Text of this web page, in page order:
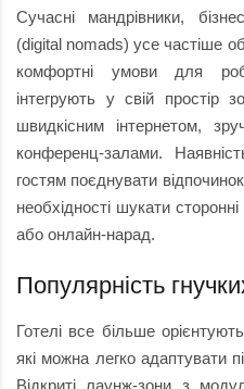
Сучасні мандрівники,
(digital nomads) усе частіше
комфортні умови для
інтегрують у свій простір
швидкісним інтернетом,
конференц-залами.
гостям поєднувати
необхідності шукати
або онлайн-нарад.
Популярність
Готелі все більше
які можна легко адаптувати
Відкриті лаунж-зони з